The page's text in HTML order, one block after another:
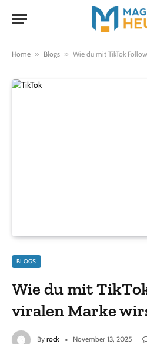
Home » Blogs » Wie du mit TikTok
BLOGS
Wie du mit
viralen Marke
By rock November 13, 2025